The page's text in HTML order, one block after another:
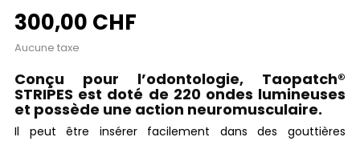
300,00 CHF
Aucune taxe
Conçu pour l’odontologie, Taopatch®
STRIPES est doté de 220 ondes lumineuses
et possède une action neuromusculaire.
Il peut être insérer facilement dans des gouttières